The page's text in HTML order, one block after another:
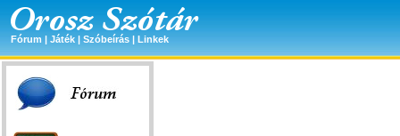
Fórum | Játék | Szóbeírás | Linkek